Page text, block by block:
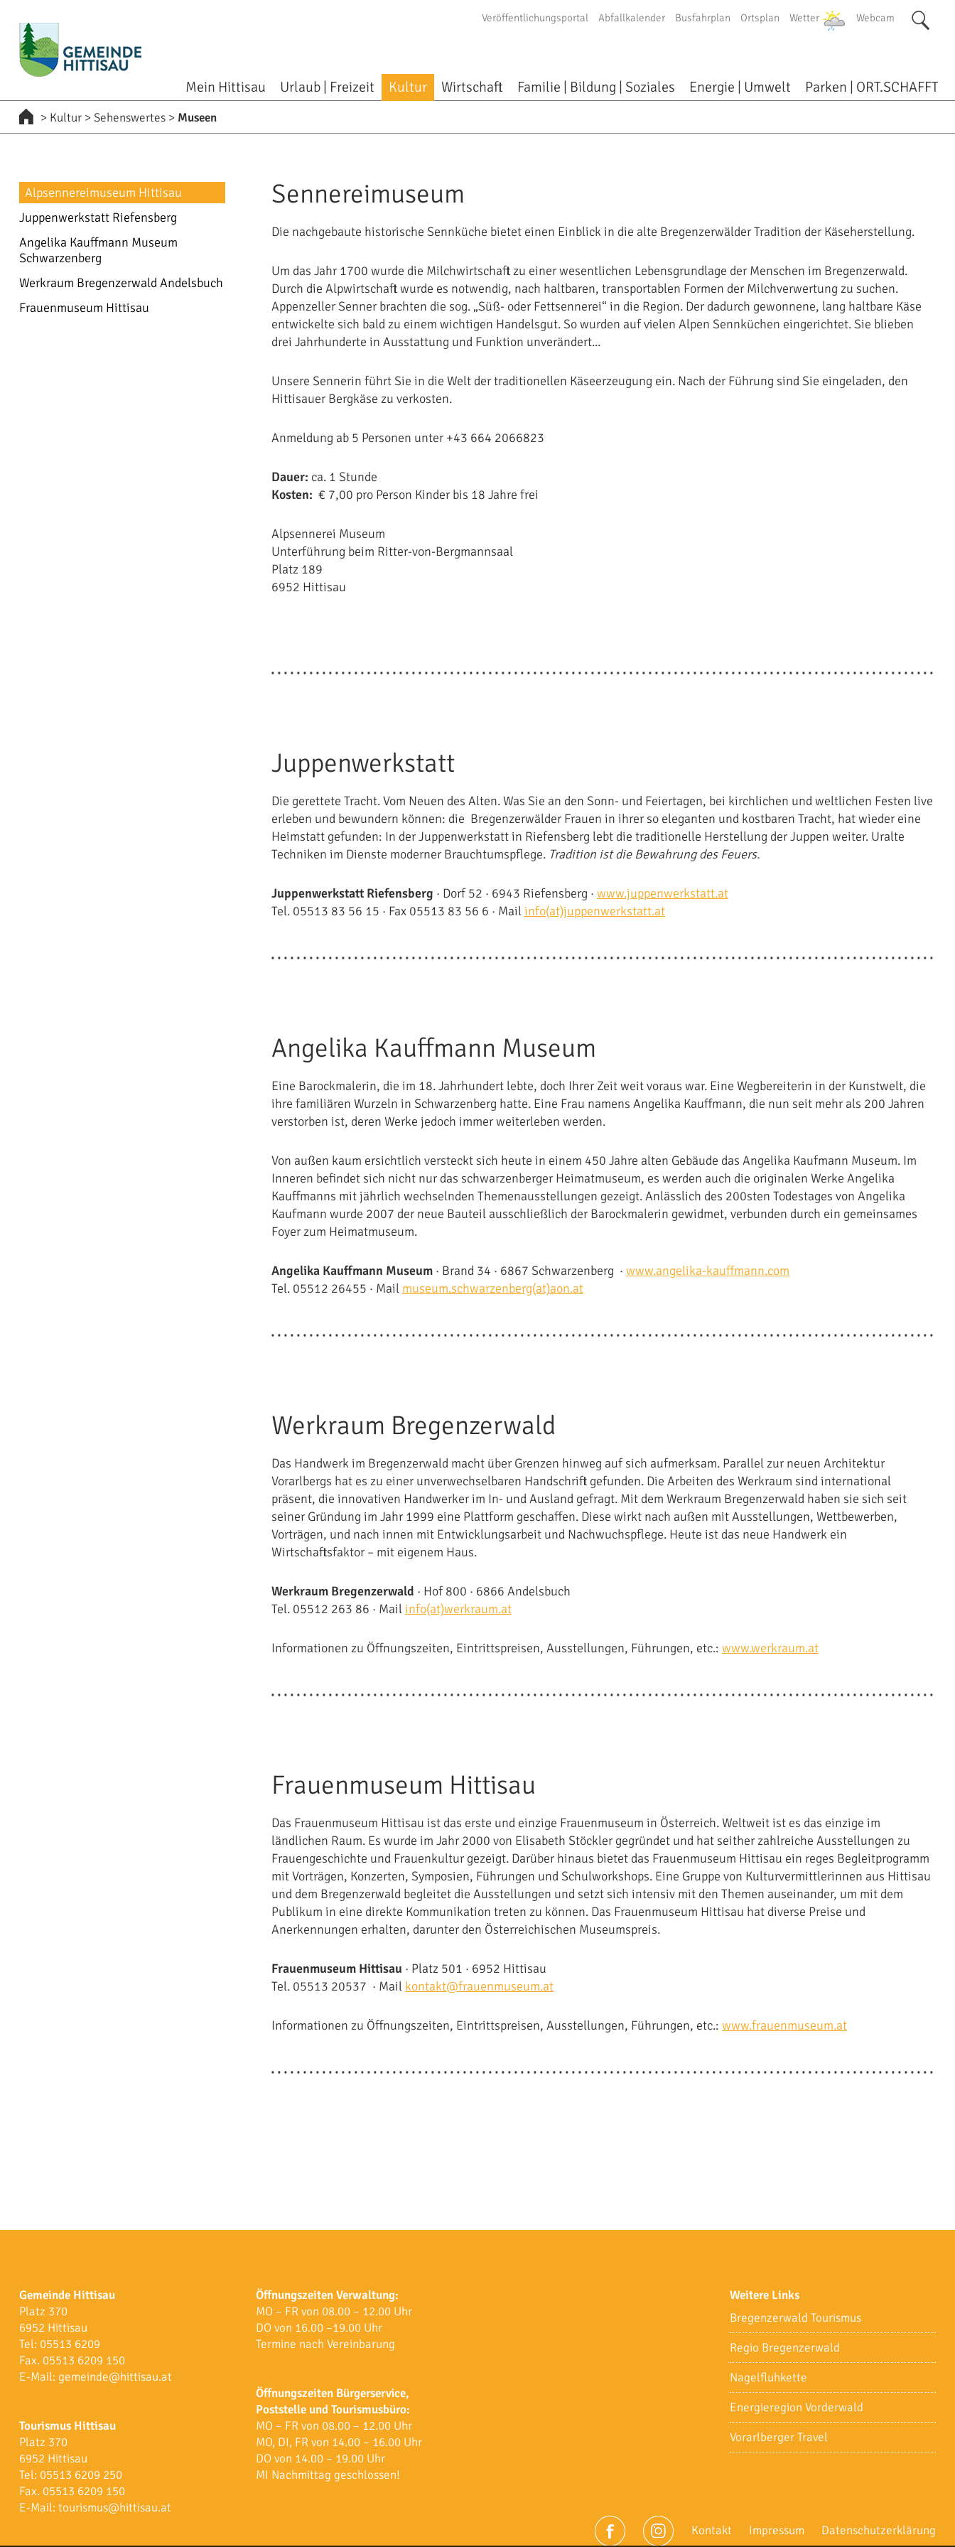
Veröffentlichungsportal Abfallkalender Busfahrplan Ortsplan Wetter Webcam
Mein Hittisau Urlaub | Freizeit Kultur Wirtschaft Familie | Bildung | Soziales Energie | Umwelt Parken | ORT.SCHAFFT
> Kultur > Sehenswertes > Museen
Alpsennereimuseum Hittisau
Juppenwerkstatt Riefensberg
Angelika Kauffmann Museum
Schwarzenberg
Werkraum Bregenzerwald Andelsbuch
Frauenmuseum Hittisau
Sennereimuseum
Die nachgebaute historische Sennküche bietet einen Einblick in die alte Bregenzerwälder Tradition der Käseherstellung.
Um das Jahr 1700 wurde die Milchwirtschaft zu einer wesentlichen Lebensgrundlage der Menschen im Bregenzerwald.
Durch die Alpwirtschaft wurde es notwendig, nach haltbaren, transportablen Formen der Milchverwertung zu suchen.
Appenzeller Senner brachten die sog. „Süß- oder Fettsennerei“ in die Region. Der dadurch gewonnene, lang haltbare Käse
entwickelte sich bald zu einem wichtigen Handelsgut. So wurden auf vielen Alpen Sennküchen eingerichtet. Sie blieben
drei Jahrhunderte in Ausstattung und Funktion unverändert...
Unsere Sennerin führt Sie in die Welt der traditionellen Käseerzeugung ein. Nach der Führung sind Sie eingeladen, den
Hittisauer Bergkäse zu verkosten.
Anmeldung ab 5 Personen unter +43 664 2066823
Dauer: ca. 1 Stunde
Kosten: € 7,00 pro Person Kinder bis 18 Jahre frei
Alpsennerei Museum
Unterführung beim Ritter-von-Bergmannsaal
Platz 189
6952 Hittisau
Juppenwerkstatt
Die gerettete Tracht. Vom Neuen des Alten. Was Sie an den Sonn- und Feiertagen, bei kirchlichen und weltlichen Festen live
erleben und bewundern können: die Bregenzerwälder Frauen in ihrer so eleganten und kostbaren Tracht, hat wieder eine
Heimstatt gefunden: In der Juppenwerkstatt in Riefensberg lebt die traditionelle Herstellung der Juppen weiter. Uralte
Techniken im Dienste moderner Brauchtumspflege. Tradition ist die Bewahrung des Feuers.
Juppenwerkstatt Riefensberg · Dorf 52 · 6943 Riefensberg · www.juppenwerkstatt.at
Tel. 05513 83 56 15 · Fax 05513 83 56 6 · Mailinfo(at)juppenwerkstatt.at
Angelika Kauffmann Museum
Eine Barockmalerin, die im 18. Jahrhundert lebte, doch Ihrer Zeit weit voraus war. Eine Wegbereiterin in der Kunstwelt, die
ihre familiären Wurzeln in Schwarzenberg hatte. Eine Frau namens Angelika Kauffmann, die nun seit mehr als 200 Jahren
verstorben ist, deren Werke jedoch immer weiterleben werden.
Von außen kaum ersichtlich versteckt sich heute in einem 450 Jahre alten Gebäude das Angelika Kaufmann Museum. Im
Inneren befindet sich nicht nur das schwarzenberger Heimatmuseum, es werden auch die originalen Werke Angelika
Kauffmanns mit jährlich wechselnden Themenausstellungen gezeigt. Anlässlich des 200sten Todestages von Angelika
Kaufmann wurde 2007 der neue Bauteil ausschließlich der Barockmalerin gewidmet, verbunden durch ein gemeinsames
Foyer zum Heimatmuseum.
Angelika Kauffmann Museum · Brand 34 · 6867 Schwarzenberg · www.angelika-kauffmann.com
Tel. 05512 26455 · Mail museum.schwarzenberg(at)aon.at
Werkraum Bregenzerwald
Das Handwerk im Bregenzerwald macht über Grenzen hinweg auf sich aufmerksam. Parallel zur neuen Architektur
Vorarlbergs hat es zu einer unverwechselbaren Handschrift gefunden. Die Arbeiten des Werkraum sind international
präsent, die innovativen Handwerker im In- und Ausland gefragt. Mit dem Werkraum Bregenzerwald haben sie sich seit
seiner Gründung im Jahr 1999 eine Plattform geschaffen. Diese wirkt nach außen mit Ausstellungen, Wettbewerben,
Vorträgen, und nach innen mit Entwicklungsarbeit und Nachwuchspflege. Heute ist das neue Handwerk ein
Wirtschaftsfaktor – mit eigenem Haus.
Werkraum Bregenzerwald · Hof 800 · 6866 Andelsbuch
Tel. 05512 263 86 · Mailinfo(at)werkraum.at
Informationen zu Öffnungszeiten, Eintrittspreisen, Ausstellungen, Führungen, etc.: www.werkraum.at
Frauenmuseum Hittisau
Das Frauenmuseum Hittisau ist das erste und einzige Frauenmuseum in Österreich. Weltweit ist es das einzige im
ländlichen Raum. Es wurde im Jahr 2000 von Elisabeth Stöckler gegründet und hat seither zahlreiche Ausstellungen zu
Frauengeschichte und Frauenkultur gezeigt. Darüber hinaus bietet das Frauenmuseum Hittisau ein reges Begleitprogramm
mit Vorträgen, Konzerten, Symposien, Führungen und Schulworkshops. Eine Gruppe von Kulturvermittlerinnen aus Hittisau
und dem Bregenzerwald begleitet die Ausstellungen und setzt sich intensiv mit den Themen auseinander, um mit dem
Publikum in eine direkte Kommunikation treten zu können. Das Frauenmuseum Hittisau hat diverse Preise und
Anerkennungen erhalten, darunter den Österreichischen Museumspreis.
Frauenmuseum Hittisau · Platz 501 · 6952 Hittisau
Tel. 05513 20537 · Mail kontakt@frauenmuseum.at
Informationen zu Öffnungszeiten, Eintrittspreisen, Ausstellungen, Führungen, etc.: www.frauenmuseum.at
Gemeinde Hittisau
Platz 370
6952 Hittisau
Tel: 05513 6209
Fax. 05513 6209 150
E-Mail: gemeinde@hittisau.at
Tourismus Hittisau
Platz 370
6952 Hittisau
Tel: 05513 6209 250
Fax. 05513 6209 150
E-Mail: tourismus@hittisau.at
Öffnungszeiten Verwaltung:
MO – FR von 08.00 – 12.00 Uhr
DO von 16.00 –19.00 Uhr
Termine nach Vereinbarung
Öffnungszeiten Bürgerservice,
Poststelle und Tourismusbüro:
MO – FR von 08.00 – 12.00 Uhr
MO, DI, FR von 14.00 – 16.00 Uhr
DO von 14.00 – 19.00 Uhr
MI Nachmittag geschlossen!
Weitere Links
Bregenzerwald Tourismus
Regio Bregenzerwald
Nagelfluhkette
Energieregion Vorderwald
Vorarlberger Travel
Kontakt Impressum Datenschutzerklärung